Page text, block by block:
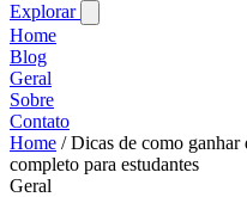
Explorar
Home
Blog
Geral
Sobre
Contato
Home / Dicas de como
completo para estudantes
Geral